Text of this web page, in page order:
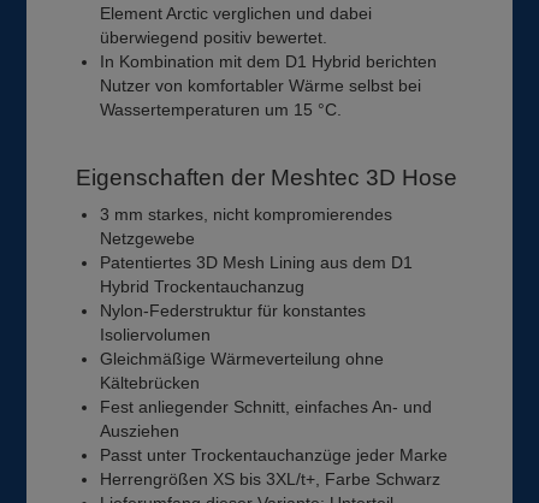
Element Arctic verglichen und dabei
überwiegend positiv bewertet.
In Kombination mit dem D1 Hybrid berichten
Nutzer von komfortabler Wärme selbst bei
Wassertemperaturen um 15 °C.
Eigenschaften der Meshtec 3D Hose
3 mm starkes, nicht kompromierendes
Netzgewebe
Patentiertes 3D Mesh Lining aus dem D1
Hybrid Trockentauchanzug
Nylon-Federstruktur für konstantes
Isoliervolumen
Gleichmäßige Wärmeverteilung ohne
Kältebrücken
Fest anliegender Schnitt, einfaches An- und
Ausziehen
Passt unter Trockentauchanzüge jeder Marke
Herrengrößen XS bis 3XL/t+, Farbe Schwarz